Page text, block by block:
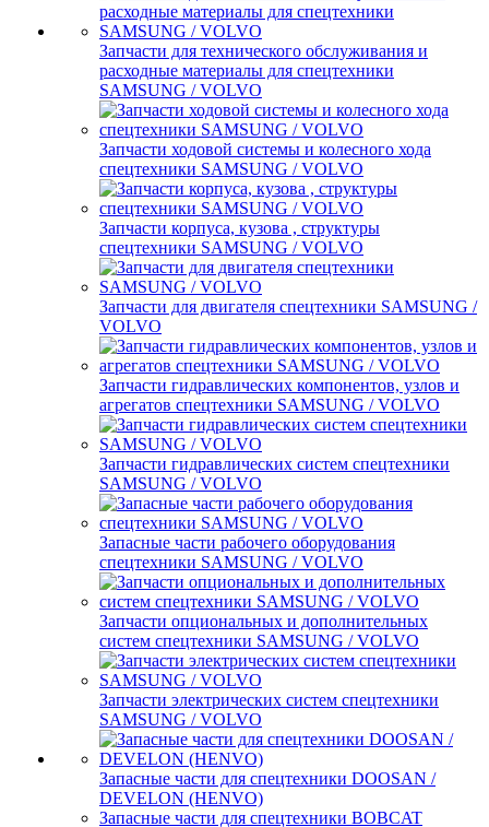
Запчасти для технического обслуживания и
расходные материалы для спецтехники
SAMSUNG / VOLVO
Запчасти ходовой системы и колесного хода
спецтехники SAMSUNG / VOLVO
Запчасти корпуса, кузова , структуры
спецтехники SAMSUNG / VOLVO
Запчасти для двигателя спецтехники SAMSUNG /
VOLVO
Запчасти гидравлических компонентов, узлов и
агрегатов спецтехники SAMSUNG / VOLVO
Запчасти гидравлических систем спецтехники
SAMSUNG / VOLVO
Запасные части рабочего оборудования
спецтехники SAMSUNG / VOLVO
Запчасти опциональных и дополнительных
систем спецтехники SAMSUNG / VOLVO
Запчасти электрических систем спецтехники
SAMSUNG / VOLVO
Запасные части для спецтехники DOOSAN /
DEVELON (HENVO)
Запасные части для спецтехники BOBCAT